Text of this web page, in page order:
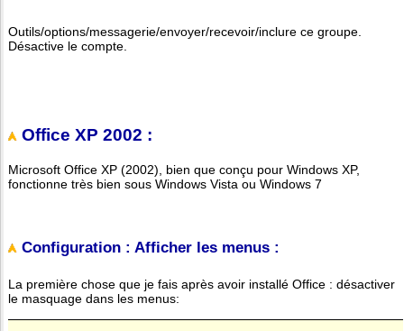
Outils/options/messagerie/envoyer/recevoir/inclure ce groupe.
Désactive le compte.
Office XP 2002 :
Microsoft Office XP (2002), bien que conçu pour Windows XP,
fonctionne très bien sous Windows Vista ou Windows 7
Configuration : Afficher les menus :
La première chose que je fais après avoir installé Office : désactiver
le masquage dans les menus: